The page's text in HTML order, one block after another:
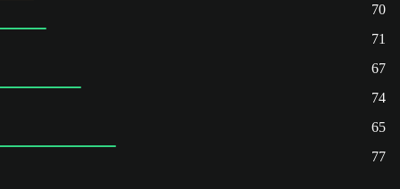
70
71
67
74
65
77